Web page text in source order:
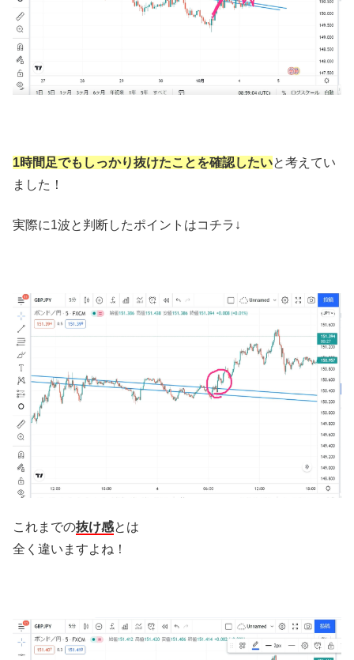
1時間足でもしっかり抜けたことを確認したいと考えてい
ました！
実際に1波と判断したポイントはコチラ↓
これまでの抜け感とは
全く違いますよね！